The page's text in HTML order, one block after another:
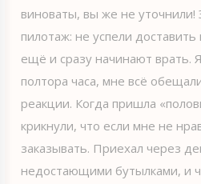
виноваты, вы же не
пилотаж: не успели
ещё и сразу начинают врать.
полтора часа, мне всё
реакции. Когда пришла
крикнули, что если мне не
заказывать. Приехал через
недостающими бутылками, и